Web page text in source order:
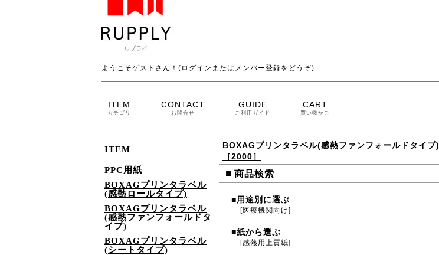
ようこそゲストさん！(ログインまたはメンバー登録をどうぞ)
ITEM
カテゴリ
CONTACT
お問合せ
GUIDE
ご利用ガイド
CART
買い物かご
ITEM
PPC用紙
BOXAGプリンタラベル
(感熱ロールタイプ)
BOXAGプリンタラベル
(感熱ファンフォールドタ
イプ)
BOXAGプリンタラベル
(シートタイプ)
BOXAGプリンタラベル(感熱ファンフォールドタイプ)
［2000］
■ 商品検索
■用途別に選ぶ
[医療機関向け]
■紙から選ぶ
[感熱用上質紙]